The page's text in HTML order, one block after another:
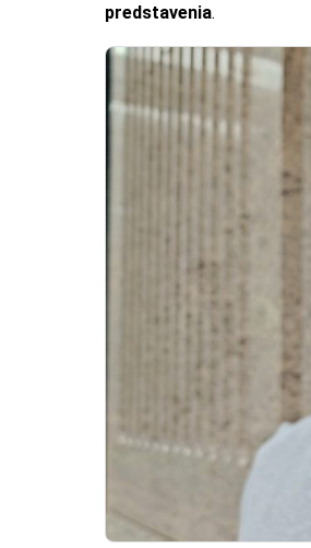
predstavenia.